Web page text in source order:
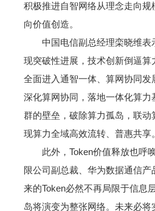
积极推进自智网络从理念走向
向价值创造。
中国电信副总经理栾晓维表
现突破性进展，技术创新倒逼算
全面进入通智一体、算网协同
深化算网协同，落地一体化算
群的壁垒，破除算力孤岛，联
现算力全域高效流转、普惠共享。
此外，Token价值释放也呼
限公司副总裁、华为数据通信产
来的Token必然不再局限于信息
岛将演变为整张网络。未来必将